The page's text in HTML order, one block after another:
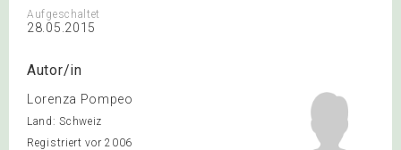
Aufgeschaltet
28.05.2015
Autor/in
Lorenza Pompeo
Land: Schweiz
Registriert vor 2006